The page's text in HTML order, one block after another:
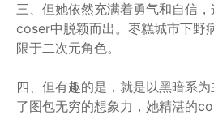
三、但她依然充满着勇气和自信
coser中脱颖而出。枣糕城市下野
限于二次元角色。
四、但有趣的是，就是以黑暗系
了图包无穷的想象力，她精湛的